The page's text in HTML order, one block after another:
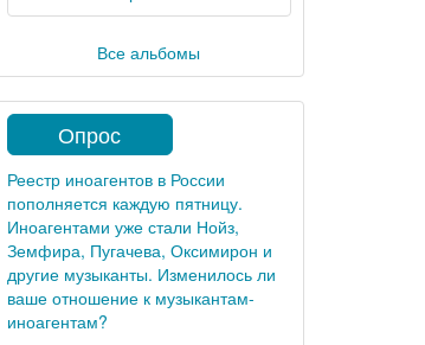
Все альбомы
Опрос
Реестр иноагентов в России
пополняется каждую пятницу.
Иноагентами уже стали Нойз,
Земфира, Пугачева, Оксимирон и
другие музыканты. Изменилось ли
ваше отношение к музыкантам-
иноагентам?